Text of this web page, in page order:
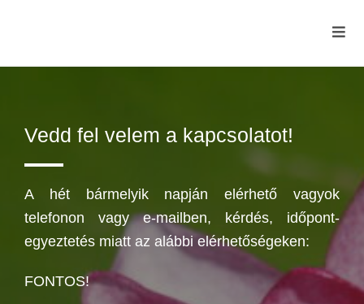
Vedd fel velem a kapcsolatot!
A hét bármelyik napján elérhető vagyok
telefonon vagy e-mailben, kérdés, időpont-
egyeztetés miatt az alábbi elérhetőségeken:
FONTOS!